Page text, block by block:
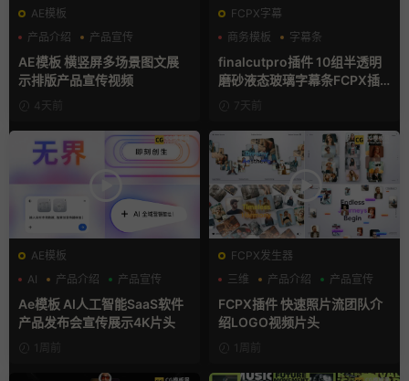
AE模板
产品介绍
产品宣传
产品展示
AE模板 横竖屏多场景图文展
示排版产品宣传视频
4天前
FCPX字幕
商务模板
字幕条
finalcutpro插件 10组半透明
磨砂液态玻璃字幕条FCPX插
7天前
AE模板
AI
产品介绍 产品宣传
Ae模板 AI人工智能SaaS软件
产品发布会宣传展示4K片头
1周前
FCPX发生器
三维
产品介绍 产品宣传
FCPX插件 快速照片流团队介
绍LOGO视频片头
1周前